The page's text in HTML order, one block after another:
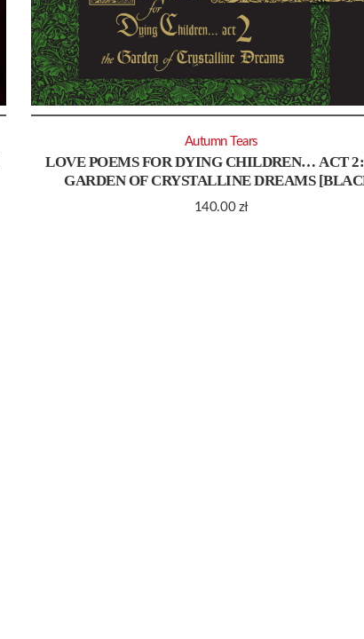
LOVE POEMS FOR DYING CHILDREN… ACT
GARDEN OF CRYSTALLINE DREAMS
140.00 zł
Autumn Tears